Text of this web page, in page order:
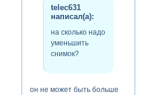
telec631
написал(а):
на сколько надо
уменьшить
снимок?
он не может быть больше